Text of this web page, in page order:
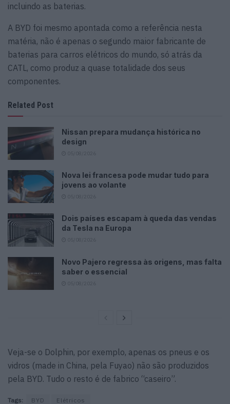
incluindo as baterias.
A BYD foi mesmo apontada como a referência nesta
matéria, não é apenas o segundo maior fabricante de
baterias para carros elétricos do mundo, só atrás da
CATL, como produz a quase totalidade dos seus
componentes.
Related Post
Nissan prepara mudança histórica no
design
Nova lei francesa pode mudar tudo para
jovens ao volante
Dois países escapam à queda das vendas
da Tesla na Europa
Novo Pajero regressa às origens, mas falta
saber o essencial
Veja-se o Dolphin, por exemplo, apenas os pneus e os
vidros (made in China, pela Fuyao) não são produzidos
pela BYD. Tudo o resto é de fabrico “caseiro”.
Tags: BYD Elétricos